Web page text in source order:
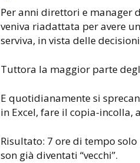
Per anni direttori e manager
veniva riadattata per avere
serviva, in vista delle
Tuttora la maggior parte
E quotidianamente si
in Excel, fare il copia-incolla,
Risultato: 7 ore di tempo
son già diventati “vecchi”.